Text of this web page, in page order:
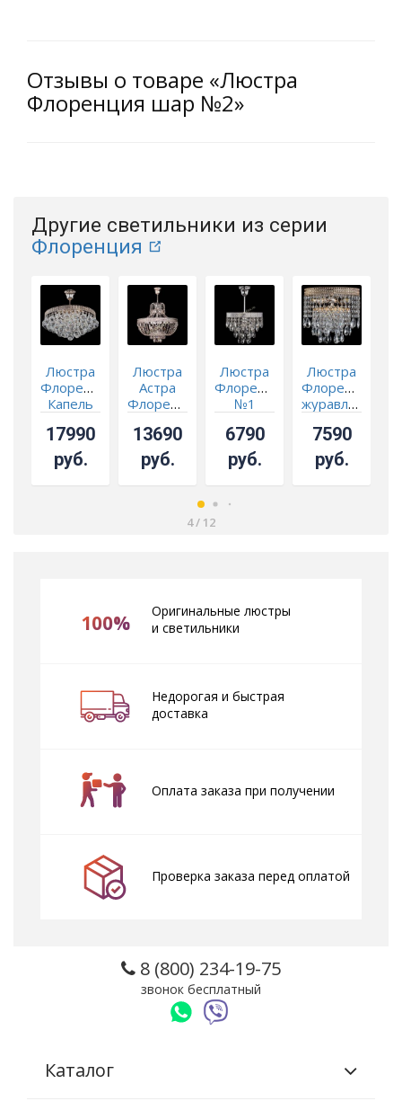
Отзывы о товаре «Люстра
Флоренция шар №2»
Другие светильники из серии
Флоренция
Люстра
Флоренция
Капель
17990
руб.
Люстра
Астра
Флоренция
подвесом
13690
руб.
Люстра
Флоренция
№1
6790
руб.
Люстра
Флоренция
журавлик
7590
руб.
4/ 12
100%
Оригинальные люстры
и светильники
Недорогая и быстрая
доставка
Оплата заказа при получении
Проверка заказа перед оплатой
8 (800) 234-19-75
звонок бесплатный
Каталог